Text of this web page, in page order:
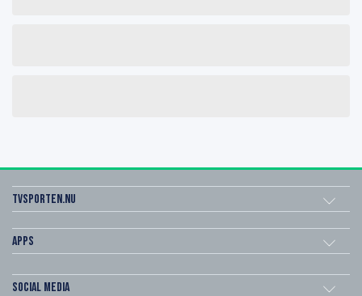
Tvsporten.nu
Apps
Social Media